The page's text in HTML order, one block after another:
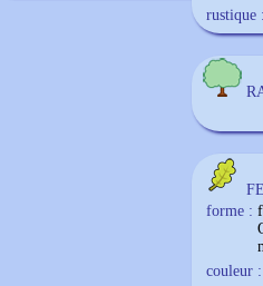
rustique :
forme :
couleur :